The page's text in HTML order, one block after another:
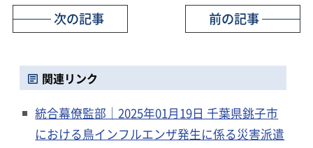
前の記事
次の記事
関連リンク
統合幕僚監部｜2025年01月19日 千葉県銚子市
における鳥インフルエンザ発生に係る災害派遣